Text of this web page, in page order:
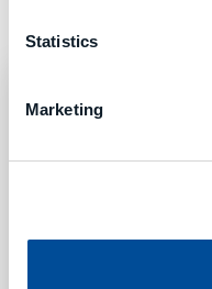
Statistics
Marketing